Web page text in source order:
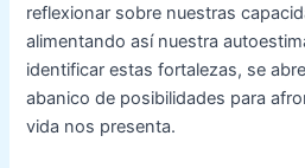
reflexionar sobre nuestras
alimentando así nuestra
identificar estas fortalezas, se
abanico de posibilidades para
vida nos presenta.